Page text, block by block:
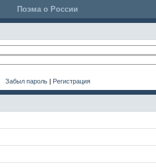
Поэма о России
Забыл пароль | Регистрация